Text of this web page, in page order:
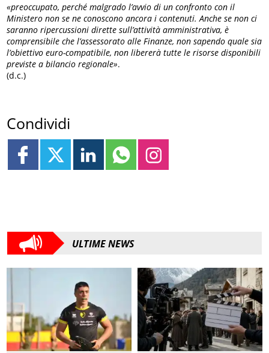
«preoccupato, perché malgrado l’avvio di un confronto con il
Ministero non se ne conoscono ancora i contenuti. Anche se non ci
saranno ripercussioni dirette sull’attività amministrativa, è
comprensibile che l’assessorato alle Finanze, non sapendo quale sia
l’obiettivo euro-compatibile, non libererà tutte le risorse disponibili
previste a bilancio regionale».
(d.c.)
Condividi
ULTIME NEWS